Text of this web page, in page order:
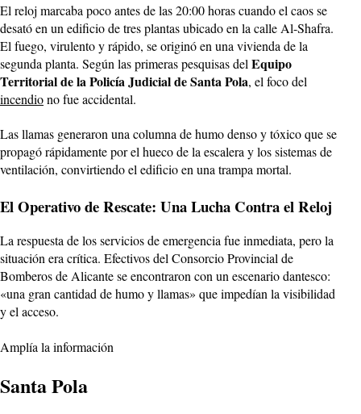
El reloj marcaba poco antes de las 20:00 horas cuando el caos se
desató en un edificio de tres plantas ubicado en la calle Al-Shafra.
El fuego, virulento y rápido, se originó en una vivienda de la
segunda planta. Según las primeras pesquisas del Equipo
Territorial de la Policía Judicial de Santa Pola, el foco del
incendiono fue accidental.
Las llamas generaron una columna de humo denso y tóxico que se
propagó rápidamente por el hueco de la escalera y los sistemas de
ventilación, convirtiendo el edificio en una trampa mortal.
El Operativo de Rescate: Una Lucha Contra el Reloj
La respuesta de los servicios de emergencia fue inmediata, pero la
situación era crítica. Efectivos del Consorcio Provincial de
Bomberos de Alicante se encontraron con un escenario dantesco:
«una gran cantidad de humo y llamas» que impedían la visibilidad
y el acceso.
Amplía la información
Santa Pola